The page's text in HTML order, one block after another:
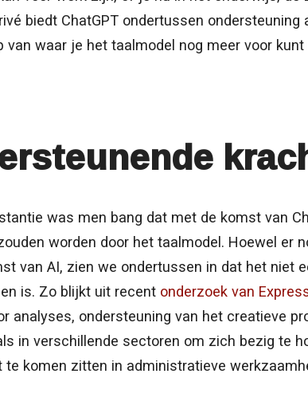
biedt ChatGPT ondertussen
van waar je het taalmodel nog meer voor
was men bang dat met de komst van
worden door het taalmodel. Hoewel er
van AI, zien we ondertussen in dat het niet
is. Zo blijkt uit recent onderzoek van
analyses, ondersteuning van het creatieve
in verschillende sectoren om zich bezig te
te komen zitten in administratieve